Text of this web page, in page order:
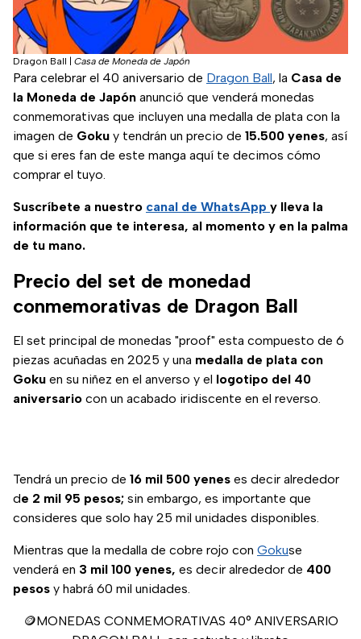
Dragon Ball Casa de Moneda de Japón
Para celebrar el 40 aniversario de Dragon Ball, la Casa de
la Moneda de Japón anunció que venderá monedas
conmemorativas que incluyen una medalla de plata con la
imagen de Goku y tendrán un precio de 15.500 yenes, así
que si eres fan de este manga aquí te decimos cómo
comprar el tuyo.
Suscríbete a nuestro canal de WhatsApp y lleva la
información que te interesa, al momento y en la palma
de tu mano.
Precio del set de monedad
conmemorativas de Dragon Ball
El set principal de monedas "proof" esta compuesto de 6
piezas acuñadas en 2025 y una medalla de plata con
Goku en su niñez en el anverso y el logotipo del 40
aniversario con un acabado iridiscente en el reverso.
Tendrá un precio de 16 mil 500 yenes es decir alrededor
de 2 mil 95 pesos; sin embargo, es importante que
consideres que solo hay 25 mil unidades disponibles.
Mientras que la medalla de cobre rojo con Gokuse
venderá en 3 mil 100 yenes, es decir alrededor de 400
pesos y habrá 60 mil unidades.
🪙MONEDAS CONMEMORATIVAS 40° ANIVERSARIO